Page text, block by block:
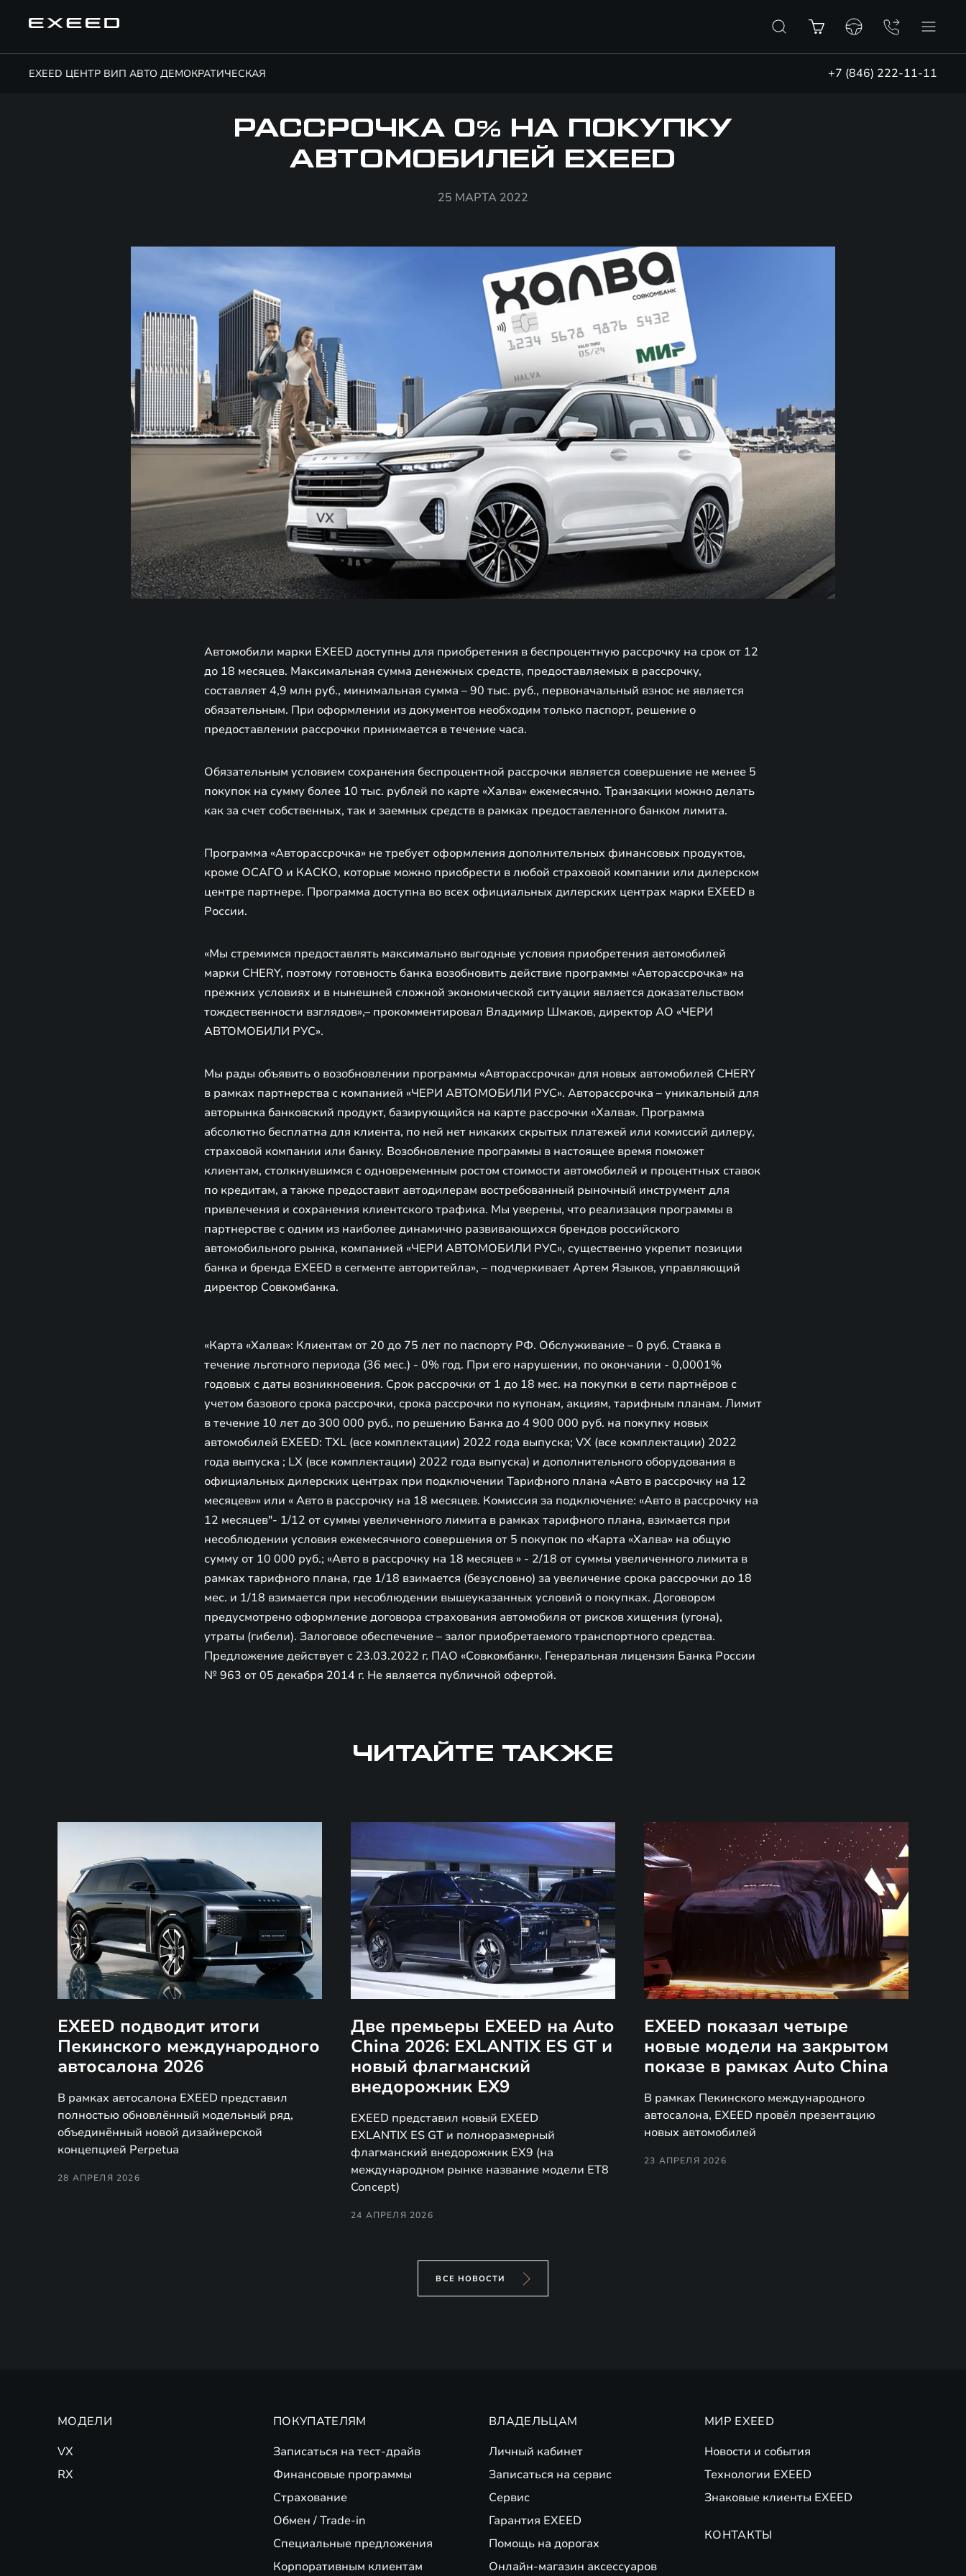
EXEED ЦЕНТР ВИП АВТО ДЕМОКРАТИЧЕСКАЯ +7 (846) 222-11-11
РАССРОЧКА 0% НА ПОКУПКУ
АВТОМОБИЛЕЙ EXEED
25 МАРТА 2022
Автомобили марки EXEED доступны для приобретения в беспроцентную рассрочку на срок от 12
до 18 месяцев. Максимальная сумма денежных средств, предоставляемых в рассрочку,
составляет 4,9 млн руб., минимальная сумма – 90 тыс. руб., первоначальный взнос не является
обязательным. При оформлении из документов необходим только паспорт, решение о
предоставлении рассрочки принимается в течение часа.
Обязательным условием сохранения беспроцентной рассрочки является совершение не менее 5
покупок на сумму более 10 тыс. рублей по карте «Халва» ежемесячно. Транзакции можно делать
как за счет собственных, так и заемных средств в рамках предоставленного банком лимита.
Программа «Авторассрочка» не требует оформления дополнительных финансовых продуктов,
кроме ОСАГО и КАСКО, которые можно приобрести в любой страховой компании или дилерском
центре партнере. Программа доступна во всех официальных дилерских центрах марки EXEED в
России.
«Мы стремимся предоставлять максимально выгодные условия приобретения автомобилей
марки CHERY, поэтому готовность банка возобновить действие программы «Авторассрочка» на
прежних условиях и в нынешней сложной экономической ситуации является доказательством
тождественности взглядов»,– прокомментировал Владимир Шмаков, директор АО «ЧЕРИ
АВТОМОБИЛИ РУС».
Мы рады объявить о возобновлении программы «Авторассрочка» для новых автомобилей CHERY
в рамках партнерства с компанией «ЧЕРИ АВТОМОБИЛИ РУС». Авторассрочка – уникальный для
авторынка банковский продукт, базирующийся на карте рассрочки «Халва». Программа
абсолютно бесплатна для клиента, по ней нет никаких скрытых платежей или комиссий дилеру,
страховой компании или банку. Возобновление программы в настоящее время поможет
клиентам, столкнувшимся с одновременным ростом стоимости автомобилей и процентных ставок
по кредитам, а также предоставит автодилерам востребованный рыночный инструмент для
привлечения и сохранения клиентского трафика. Мы уверены, что реализация программы в
партнерстве с одним из наиболее динамично развивающихся брендов российского
автомобильного рынка, компанией «ЧЕРИ АВТОМОБИЛИ РУС», существенно укрепит позиции
банка и бренда EXEED в сегменте авторитейла», – подчеркивает Артем Языков, управляющий
директор Совкомбанка.
«Карта «Халва»: Клиентам от 20 до 75 лет по паспорту РФ. Обслуживание – 0 руб. Ставка в
течение льготного периода (36 мес.) - 0% год. При его нарушении, по окончании - 0,0001%
годовых с даты возникновения. Срок рассрочки от 1 до 18 мес. на покупки в сети партнёров с
учетом базового срока рассрочки, срока рассрочки по купонам, акциям, тарифным планам. Лимит
в течение 10 лет до 300 000 руб., по решению Банка до 4 900 000 руб. на покупку новых
автомобилей EXEED: TXL (все комплектации) 2022 года выпуска; VX (все комплектации) 2022
года выпуска ; LX (все комплектации) 2022 года выпуска) и дополнительного оборудования в
официальных дилерских центрах при подключении Тарифного плана «Авто в рассрочку на 12
месяцев»» или « Авто в рассрочку на 18 месяцев. Комиссия за подключение: «Авто в рассрочку на
12 месяцев"- 1/12 от суммы увеличенного лимита в рамках тарифного плана, взимается при
несоблюдении условия ежемесячного совершения от 5 покупок по «Карта «Халва» на общую
сумму от 10 000 руб.; «Авто в рассрочку на 18 месяцев » - 2/18 от суммы увеличенного лимита в
рамках тарифного плана, где 1/18 взимается (безусловно) за увеличение срока рассрочки до 18
мес. и 1/18 взимается при несоблюдении вышеуказанных условий о покупках. Договором
предусмотрено оформление договора страхования автомобиля от рисков хищения (угона),
утраты (гибели). Залоговое обеспечение – залог приобретаемого транспортного средства.
Предложение действует c 23.03.2022 г. ПАО «Совкомбанк». Генеральная лицензия Банка России
№ 963 от 05 декабря 2014 г. Не является публичной офертой.
ЧИТАЙТЕ ТАКЖЕ
EXEED подводит итоги
Пекинского международного
автосалона 2026
В рамках автосалона EXEED представил
полностью обновлённый модельный ряд,
объединённый новой дизайнерской
концепцией Perpetua
28 АПРЕЛЯ 2026
Две премьеры EXEED на Auto
China 2026: EXLANTIX ES GT и
новый флагманский
внедорожник EX9
EXEED представил новый EXEED
EXLANTIX ES GT и полноразмерный
флагманский внедорожник EX9 (на
международном рынке название модели ET8
Concept)
24 АПРЕЛЯ 2026
EXEED показал четыре
новые модели на закрытом
показе в рамках Auto China
В рамках Пекинского международного
автосалона, EXEED провёл презентацию
новых автомобилей
23 АПРЕЛЯ 2026
ВСЕ НОВОСТИ
МОДЕЛИ
VX
RX
ПОКУПАТЕЛЯМ
Записаться на тест-драйв
Финансовые программы
Страхование
Обмен / Trade-in
Специальные предложения
Корпоративным клиентам
ВЛАДЕЛЬЦАМ
Личный кабинет
Записаться на сервис
Сервис
Гарантия EXEED
Помощь на дорогах
Онлайн-магазин аксессуаров
МИР EXEED
Новости и события
Технологии EXEED
Знаковые клиенты EXEED
КОНТАКТЫ